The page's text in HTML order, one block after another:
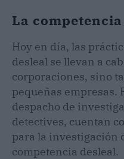
La
Hoy en día, las
desleal se llevan a
corporaciones, sino
pequeñas empresas.
despacho de
detectives, cuentan
para la investigación
competencia desleal.